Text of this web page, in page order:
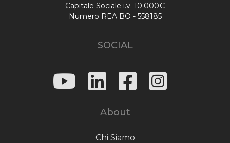
Capitale Sociale i.v. 10.000€
Numero REA BO - 558185
SOCIAL
About
Chi Siamo